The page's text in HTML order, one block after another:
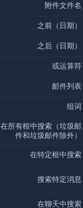
附件文件名
之前（日期）
之后（日期）
或运算符
邮件列表
组词
在所有框中搜索（垃圾邮
件和垃圾邮件除外）
在特定框中搜索
搜索特定消息
在聊天中搜索